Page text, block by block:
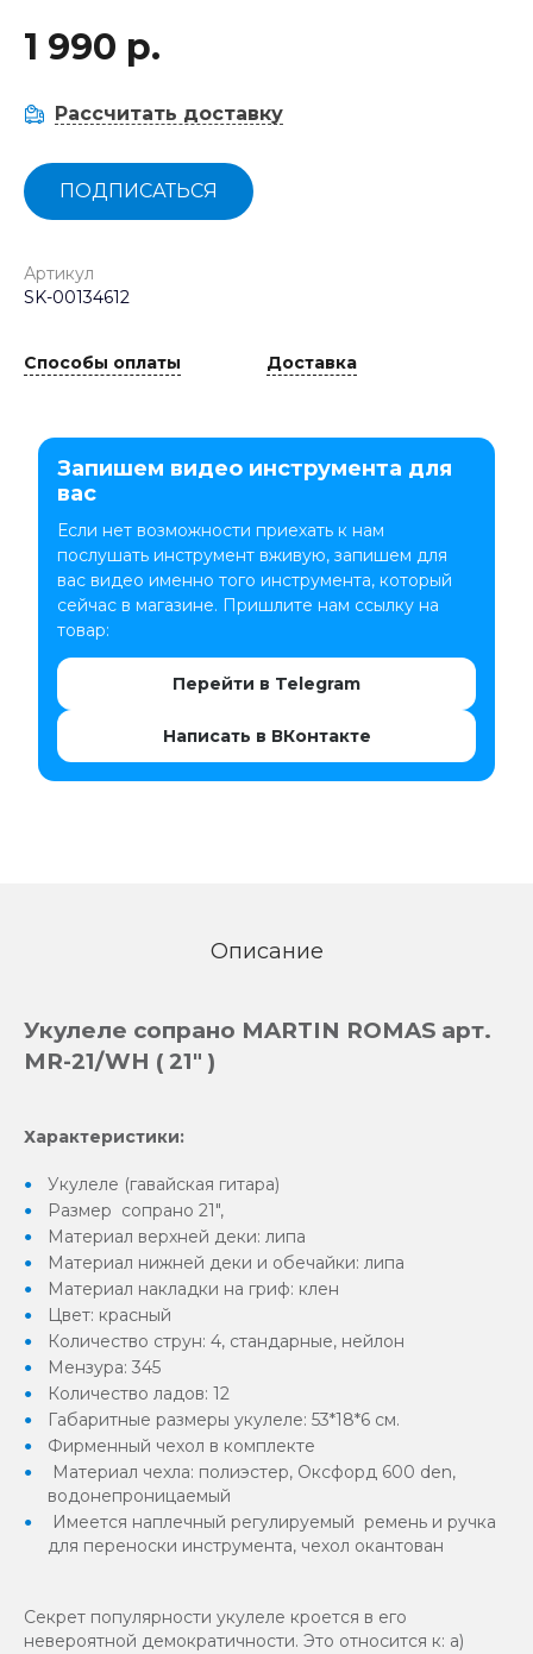
1 990 р.
Рассчитать доставку
ПОДПИСАТЬСЯ
Артикул
SK-00134612
Способы оплаты Доставка
Запишем видео инструмента для
вас
Если нет возможности приехать к нам
послушать инструмент вживую, запишем для
вас видео именно того инструмента, который
сейчас в магазине. Пришлите нам ссылку на
товар:
Перейти в Telegram
Написать в ВКонтакте
Описание
Укулеле сопрано MARTIN ROMAS арт.
MR-21/WH ( 21" )
Характеристики:
Укулеле (гавайская гитара)
Размер сопрано 21",
Материал верхней деки: липа
Материал нижней деки и обечайки: липа
Материал накладки на гриф: клен
Цвет: красный
Количество струн: 4, стандарные, нейлон
Мензура: 345
Количество ладов: 12
Габаритные размеры укулеле: 53*18*6 см.
Фирменный чехол в комплекте
Материал чехла: полиэстер, Оксфорд 600 den,
водонепроницаемый
Имеется наплечный регулируемый ремень и ручка
для переноски инструмента, чехол окантован
Секрет популярности укулеле кроется в его
невероятной демократичности. Это относится к: а)